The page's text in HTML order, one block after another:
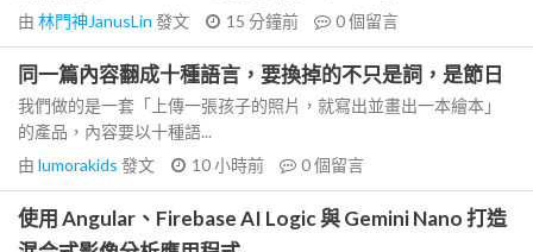
由 林門神JanusLin 發文 15 分鐘前 0個留言
同一篇內容翻成十種語言，要換掉的不只是詞，是節日
我們做的是一套「上傳一張孩子的照片，就寫出並畫出一本繪本」
的產品，內容要以十種語...
由 lumorakids 發文 10 小時前 0個留言
使用 Angular、Firebase AI Logic 與 Gemini Nano 打造